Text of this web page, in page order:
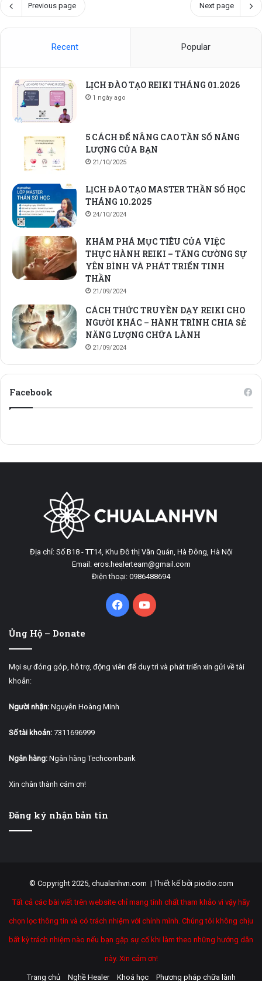
Previous page Next page
Recent Popular
LỊCH ĐÀO TẠO REIKI THÁNG 01.2026
1 ngày ago
5 CÁCH ĐỂ NÂNG CAO TẦN SỐ NĂNG
LƯỢNG CỦA BẠN
21/10/2025
LỊCH ĐÀO TẠO MASTER THẦN SỐ HỌC
THÁNG 10.2025
24/10/2024
KHÁM PHÁ MỤC TIÊU CỦA VIỆC
THỰC HÀNH REIKI – TĂNG CƯỜNG SỰ
YÊN BÌNH VÀ PHÁT TRIỂN TINH
THẦN
21/09/2024
CÁCH THỨC TRUYỀN DẠY REIKI CHO
NGƯỜI KHÁC – HÀNH TRÌNH CHIA SẺ
NĂNG LƯỢNG CHỮA LÀNH
21/09/2024
Facebook
Địa chỉ: Số B18 - TT14, Khu Đô thị Văn Quán, Hà Đông, Hà Nội
Email: eros.healerteam@gmail.com
Điện thoại: 0986488694
FacebookYouTube
Ủng Hộ – Donate
Mọi sự đóng góp, hỗ trợ, động viên để duy trì và phát triển xin gửi về tài
khoản:
Người nhận: Nguyễn Hoàng Minh
Số tài khoản: 7311696999
Ngân hàng: Ngân hàng Techcombank
Xin chân thành cám ơn!
Đăng ký nhận bản tin
© Copyright 2025, chualanhvn.com |Thiết kế bởi piodio.com
Tất cả các bài viết trên website chỉ mang tính chất tham khảo vì vậy hãy
chọn lọc thông tin và có trách nhiệm với chính mình. Chúng tôi không chịu
bất kỳ trách nhiệm nào nếu bạn gặp sự cố khi làm theo những hướng dẫn
này. Xin cảm ơn!
Trang chủ Nghề Healer Khoá học Phương pháp chữa lành